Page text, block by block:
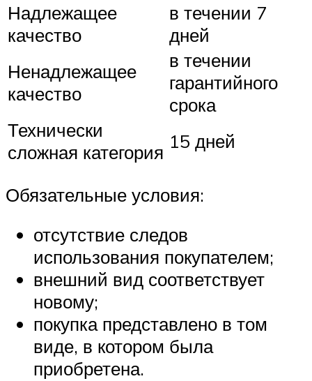
Надлежащее
качество
в течении 7
дней
Ненадлежащее
качество
в течении
гарантийного
срока
Технически
сложная категория 15 дней
Обязательные условия:
отсутствие следов
использования покупателем;
внешний вид соответствует
новому;
покупка представлено в том
виде, в котором была
приобретена.